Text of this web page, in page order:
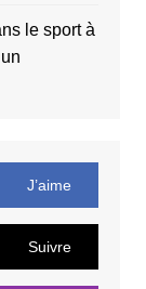
le sport à
J’aime
Suivre